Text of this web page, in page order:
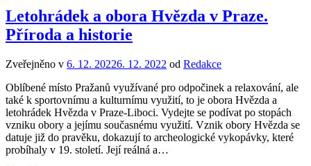
Letohrádek a obora Hvězda v Praze.
Příroda a historie
Zveřejněno v 6. 12. 20226. 12. 2022 od Redakce
Oblíbené místo Pražanů využívané pro odpočinek a relaxování, ale
také k sportovnímu a kulturnímu využití, to je obora Hvězda a
letohrádek Hvězda v Praze-Liboci. Vydejte se podívat po stopách
vzniku obory a jejímu současnému využití. Vznik obory Hvězda se
datuje již do pravěku, dokazují to archeologické vykopávky, které
probíhaly v 19. století. Její reálná a…